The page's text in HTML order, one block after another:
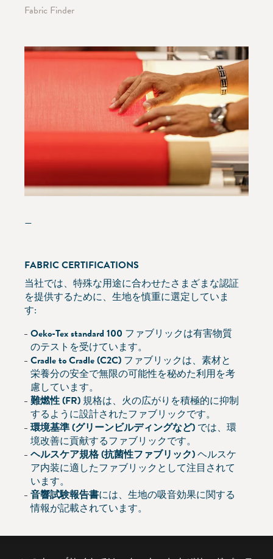
Fabric Finder
—
FABRIC CERTIFICATIONS
当社では、特殊な用途に合わせたさまざまな認証
を提供するために、生地を慎重に選定していま
す:
Oeko-Tex standard 100 ファブリックは有害物質
のテストを受けています。
Cradle to Cradle (C2C) ファブリックは、素材と
栄養分の安全で無限の可能性を秘めた利用を考
慮しています。
難燃性 (FR) 規格は、火の広がりを積極的に抑制
するように設計されたファブリックです。
環境基準 (グリーンビルディングなど) では、環
境改善に貢献するファブリックです。
ヘルスケア規格 (抗菌性ファブリック)ヘルスケ
ア内装に適したファブリックとして注目されて
います。
音響試験報告書には、生地の吸音効果に関する
情報が記載されています。